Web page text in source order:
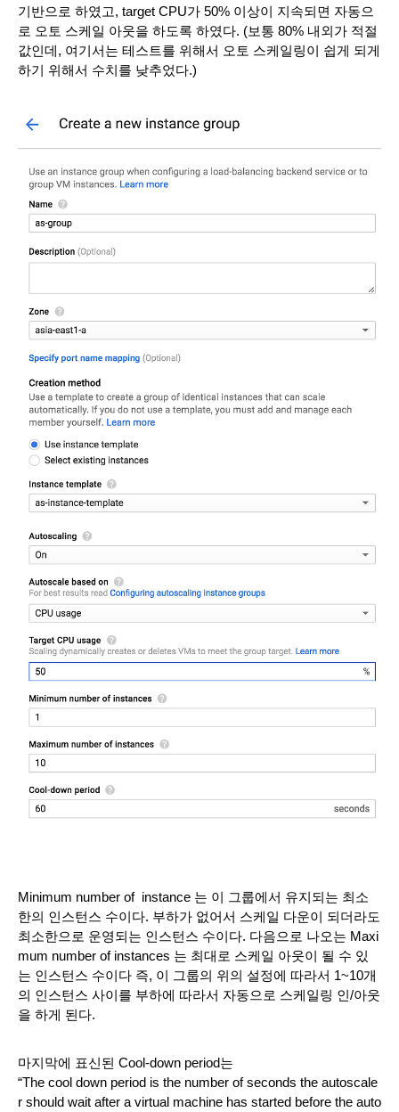
기반으로 하였고, target CPU가 50% 이상이 지속되면 자동으
로 오토 스케일 아웃을 하도록 하였다. (보통 80% 내외가 적절
값인데, 여기서는 테스트를 위해서 오토 스케일링이 쉽게 되게
하기 위해서 수치를 낮추었다.)
Minimum number of  instance 는 이 그룹에서 유지되는 최소
한의 인스턴스 수이다. 부하가 없어서 스케일 다운이 되더라도
최소한으로 운영되는 인스턴스 수이다. 다음으로 나오는 Maxi
mum number of instances 는 최대로 스케일 아웃이 될 수 있
는 인스턴스 수이다 즉, 이 그룹의 위의 설정에 따라서 1~10개
의 인스턴스 사이를 부하에 따라서 자동으로 스케일링 인/아웃
을 하게 된다.
마지막에 표신된 Cool-down period는
“The cool down period is the number of seconds the autoscale
r should wait after a virtual machine has started before the auto